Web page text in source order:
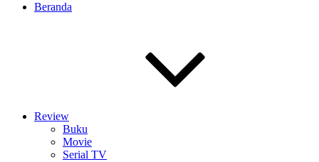
Beranda
Review
Buku
Movie
Serial TV